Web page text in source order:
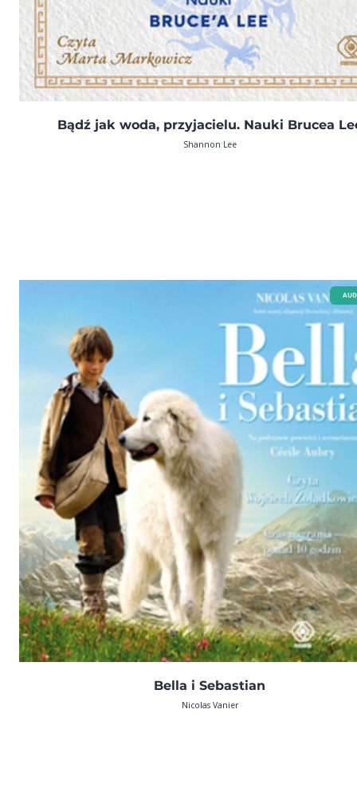
Bądź jak woda, przyjacielu. Nauki Brucea
Shannon Lee
Bella i Sebastian
Nicolas Vanier